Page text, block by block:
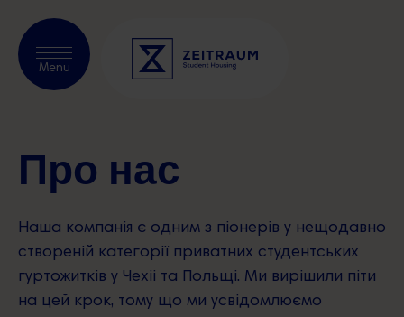
Menu
Про нас
Kraków
Warsaw
Про нас
Наша компанія є одним з піонерів у нещодавно
створеній категорії приватних студентських
гуртожитків у Чехіі та Польщі. Ми вирішили піти
на цей крок, тому що ми усвідомлюємо
Перевірити наявність
вільних місць